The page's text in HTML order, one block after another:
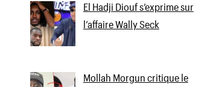
El Hadji Diouf s’exprime sur
l’affaire Wally Seck
Mollah Morgun critique le